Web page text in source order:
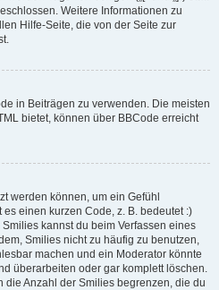
Weitere Informationen zu
Hilfe-Seite, die von der Seite zur
in Beiträgen zu verwenden. Die meisten
bietet, können über BBCode erreicht
werden können, um ein Gefühl
einen kurzen Code, z. B. bedeutet :)
kannst du beim Verfassen eines
Smilies nicht zu häufig zu benutzen,
machen und ein Moderator könnte
überarbeiten oder gar komplett löschen.
die Anzahl der Smilies begrenzen, die du